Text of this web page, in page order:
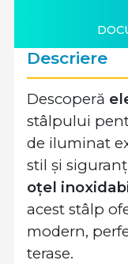
Descriere
Descoperă
stâlpului
de iluminat
stil și
oțel
acest stâlp
modern,
terase.